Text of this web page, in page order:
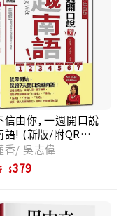
信由你, 一週開口說
語! (新版/附QR
香/ 吳志偉
379